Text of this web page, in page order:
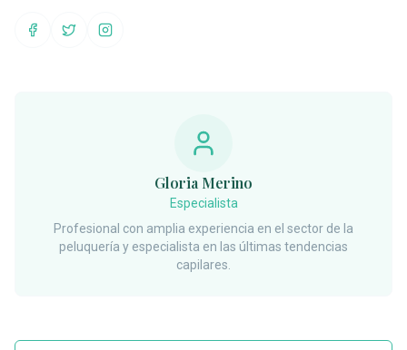
Compartir en Facebook
Compartir en Twitter
Compartir en Instagram
Gloria Merino
Especialista
Profesional con amplia experiencia en el sector de la
peluquería y especialista en las últimas tendencias
capilares.